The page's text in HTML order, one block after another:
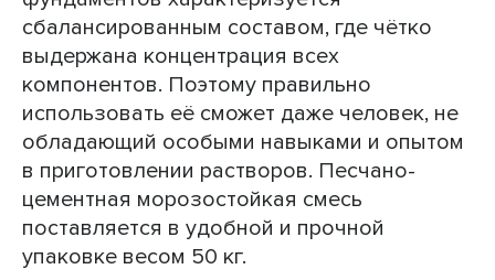
сбалансированным составом, где чётко
выдержана концентрация всех
компонентов. Поэтому правильно
использовать её сможет даже человек, не
обладающий особыми навыками и опытом
в приготовлении растворов. Песчано-
цементная морозостойкая смесь
поставляется в удобной и прочной
упаковке весом 50 кг.